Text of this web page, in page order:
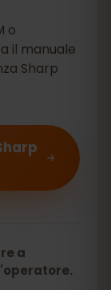
o
il manuale
Sharp
a